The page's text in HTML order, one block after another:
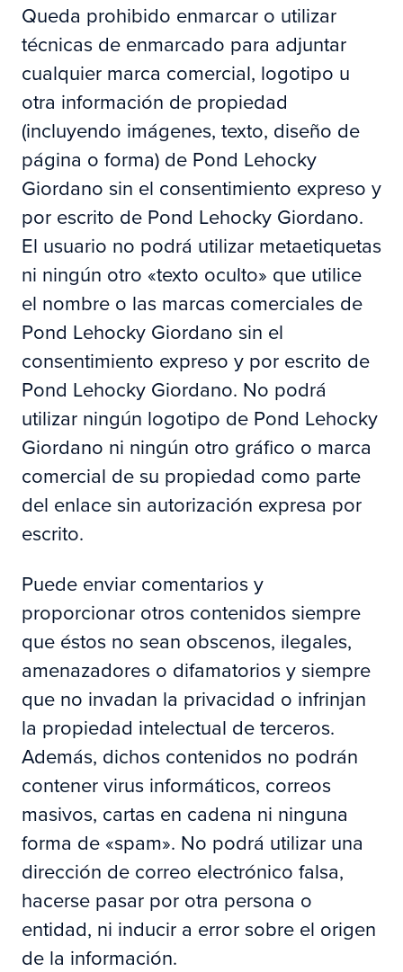
Queda prohibido enmarcar o utilizar
técnicas de enmarcado para adjuntar
cualquier marca comercial, logotipo u
otra información de propiedad
(incluyendo imágenes, texto, diseño de
página o forma) de Pond Lehocky
Giordano sin el consentimiento expreso y
por escrito de Pond Lehocky Giordano.
El usuario no podrá utilizar metaetiquetas
ni ningún otro «texto oculto» que utilice
el nombre o las marcas comerciales de
Pond Lehocky Giordano sin el
consentimiento expreso y por escrito de
Pond Lehocky Giordano. No podrá
utilizar ningún logotipo de Pond Lehocky
Giordano ni ningún otro gráfico o marca
comercial de su propiedad como parte
del enlace sin autorización expresa por
escrito.
Puede enviar comentarios y
proporcionar otros contenidos siempre
que éstos no sean obscenos, ilegales,
amenazadores o difamatorios y siempre
que no invadan la privacidad o infrinjan
la propiedad intelectual de terceros.
Además, dichos contenidos no podrán
contener virus informáticos, correos
masivos, cartas en cadena ni ninguna
forma de «spam». No podrá utilizar una
dirección de correo electrónico falsa,
hacerse pasar por otra persona o
entidad, ni inducir a error sobre el origen
de la información.